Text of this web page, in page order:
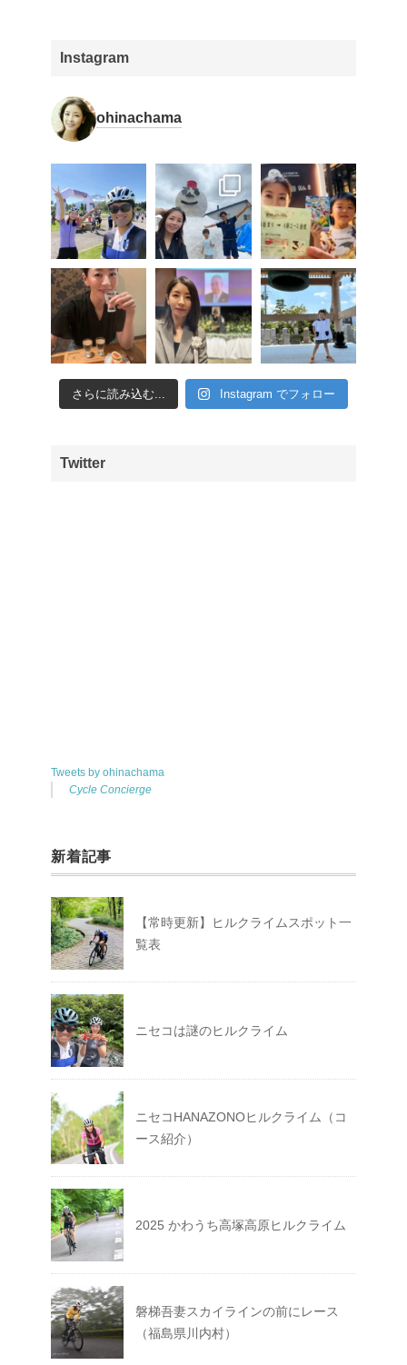
Instagram
ohinachama
さらに読み込む... Instagram でフォロー
Twitter
Tweets by ohinachama
Cycle Concierge
新着記事
【常時更新】ヒルクライムスポット一
覧表
ニセコは謎のヒルクライム
ニセコHANAZONOヒルクライム（コ
ース紹介）
2025 かわうち高塚高原ヒルクライム
磐梯吾妻スカイラインの前にレース
（福島県川内村）